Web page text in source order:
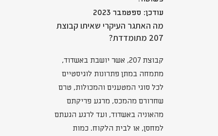
עודכן: ספטמבר 2023
מה האתגר העיקרי שאיתו קבוצת
207 מתומדדת?
קבוצת 207, אשר יושבת באשדוד,
מתמחה במתן פתרונות לוגיסטיים
לכל סוגי המטענים והמכולות, טרם
שחרורם מהמכס, מרגע פריקתם
מהאוניה באשדוד, ועד לרגע הגעתם
למחסן, או לבית הלקוח. כמות